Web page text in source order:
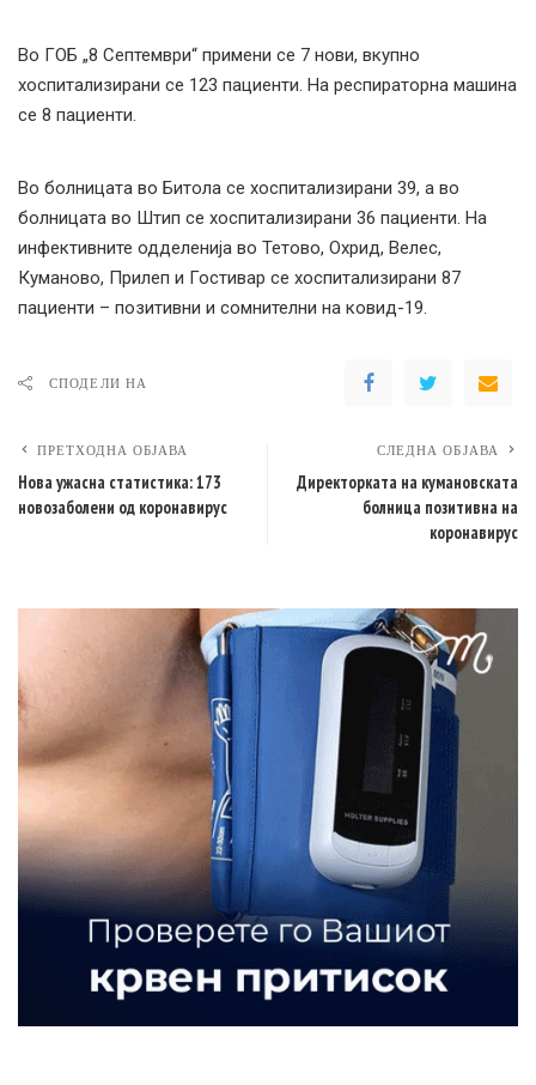
Во ГОБ „8 Септември“ примени се 7 нови, вкупно
хоспитализирани се 123 пациенти. На респираторна машина
се 8 пациенти.
Во болницата во Битола се хоспитализирани 39, а во
болницата во Штип се хоспитализирани 36 пациенти. На
инфективните одделенија во Тетово, Охрид, Велес,
Куманово, Прилеп и Гостивар се хоспитализирани 87
пациенти – позитивни и сомнителни на ковид-19.
СПОДЕЛИ НА
ПРЕТХОДНА ОБЈАВА
Нова ужасна статистика: 173
новозаболени од коронавирус
СЛЕДНА ОБЈАВА
Директорката на кумановската
болница позитивна на
коронавирус